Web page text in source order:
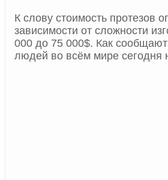
К слову стоимость протезов
зависимости от сложности
000 до 75 000$. Как
людей во всём мире сегодня